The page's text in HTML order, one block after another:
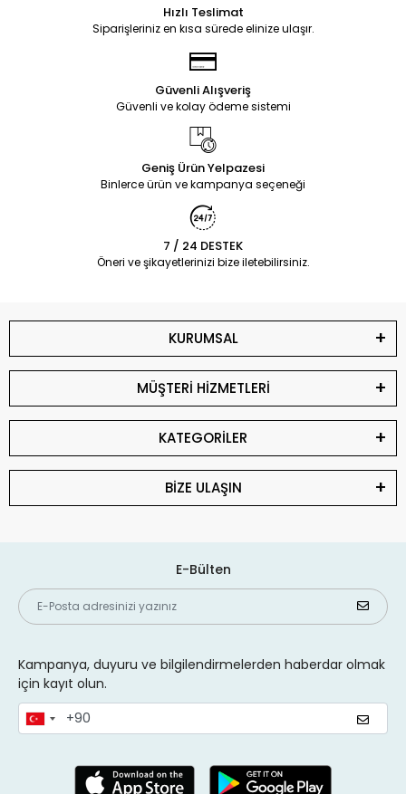
Hızlı Teslimat
Siparişleriniz en kısa sürede elinize ulaşır.
Güvenli Alışveriş
Güvenli ve kolay ödeme sistemi
Geniş Ürün Yelpazesi
Binlerce ürün ve kampanya seçeneği
7 / 24 DESTEK
Öneri ve şikayetlerinizi bize iletebilirsiniz.
KURUMSAL
MÜŞTERİ HİZMETLERİ
KATEGORİLER
BİZE ULAŞIN
E-Bülten
Kampanya, duyuru ve bilgilendirmelerden haberdar olmak
için kayıt olun.